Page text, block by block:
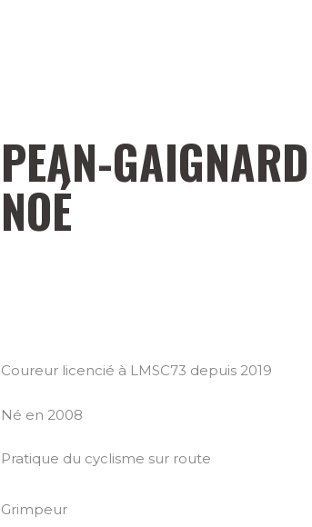
PEAN-GAIGNARD
NOÉ
Coureur licencié à LMSC73 depuis 2019
Né en 2008
Pratique du cyclisme sur route
Grimpeur